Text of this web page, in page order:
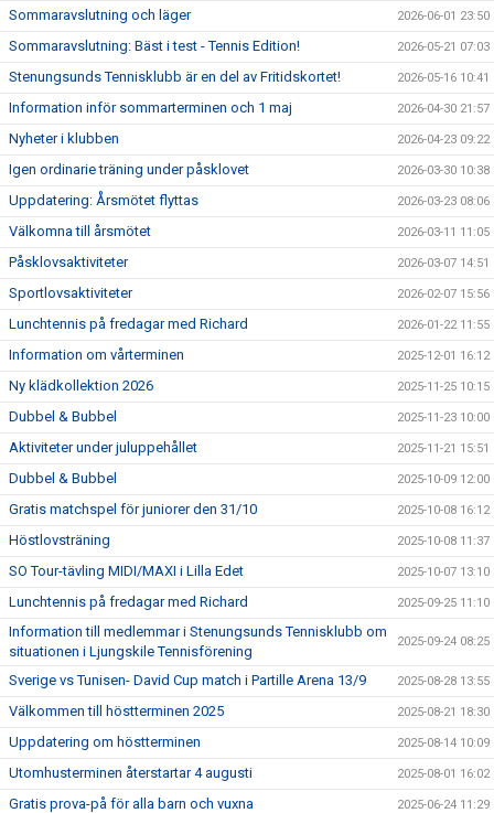
Sommaravslutning och läger 2026-06-01 23:50
Sommaravslutning: Bäst i test - Tennis Edition! 2026-05-21 07:03
Stenungsunds Tennisklubb är en del av Fritidskortet! 2026-05-16 10:41
Information inför sommarterminen och 1 maj 2026-04-30 21:57
Nyheter i klubben 2026-04-23 09:22
Igen ordinarie träning under påsklovet 2026-03-30 10:38
Uppdatering: Årsmötet flyttas 2026-03-23 08:06
Välkomna till årsmötet 2026-03-11 11:05
Påsklovsaktiviteter 2026-03-07 14:51
Sportlovsaktiviteter 2026-02-07 15:56
Lunchtennis på fredagar med Richard 2026-01-22 11:55
Information om vårterminen 2025-12-01 16:12
Ny klädkollektion 2026 2025-11-25 10:15
Dubbel & Bubbel 2025-11-23 10:00
Aktiviteter under juluppehållet 2025-11-21 15:51
Dubbel & Bubbel 2025-10-09 12:00
Gratis matchspel för juniorer den 31/10 2025-10-08 16:12
Höstlovsträning 2025-10-08 11:37
SO Tour-tävling MIDI/MAXI i Lilla Edet 2025-10-07 13:10
Lunchtennis på fredagar med Richard 2025-09-25 11:10
Information till medlemmar i Stenungsunds Tennisklubb om
situationen i Ljungskile Tennisförening
2025-09-24 08:25
Sverige vs Tunisen- David Cup match i Partille Arena 13/9 2025-08-28 13:55
Välkommen till höstterminen 2025 2025-08-21 18:30
Uppdatering om höstterminen 2025-08-14 10:09
Utomhusterminen återstartar 4 augusti 2025-08-01 16:02
Gratis prova-på för alla barn och vuxna 2025-06-24 11:29